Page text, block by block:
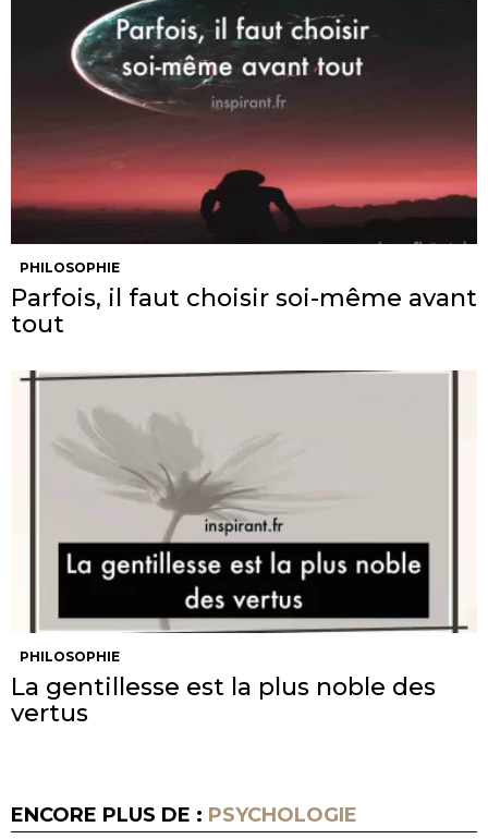
PHILOSOPHIE
Parfois, il faut choisir soi-même avant
tout
PHILOSOPHIE
La gentillesse est la plus noble des
vertus
ENCORE PLUS DE : PSYCHOLOGIE